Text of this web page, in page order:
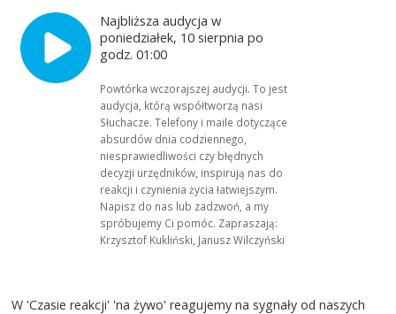
Najbliższa audycja w
poniedziałek, 10 sierpnia po
godz. 01:00
Powtórka wczorajszej audycji. To jest
audycja, którą współtworzą nasi
Słuchacze. Telefony i maile dotyczące
absurdów dnia codziennego,
niesprawiedliwości czy błędnych
decyzji urzędników, inspirują nas do
reakcji i czynienia życia łatwiejszym.
Napisz do nas lub zadzwoń, a my
spróbujemy Ci pomóc. Zapraszają:
Krzysztof Kukliński, Janusz Wilczyński
W 'Czasie reakcji' 'na żywo' reagujemy na sygnały od naszych